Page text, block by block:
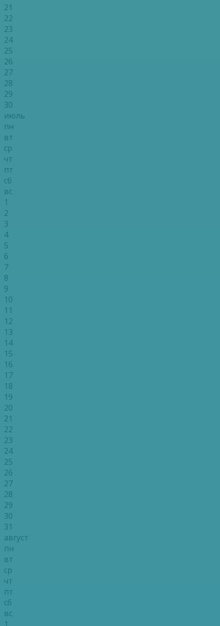
21
22
23
24
25
26
27
28
29
30
июль
пн
вт
ср
чт
пт
сб
вс
1
2
3
4
5
6
7
8
9
10
11
12
13
14
15
16
17
18
19
20
21
22
23
24
25
26
27
28
29
30
31
август
пн
вт
ср
чт
пт
сб
вс
1